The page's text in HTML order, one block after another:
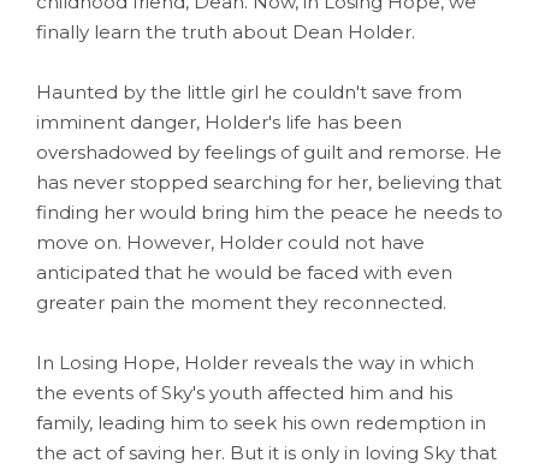
finally learn the truth about Dean Holder.
Haunted by the little girl he couldn't save from
imminent danger, Holder's life has been
overshadowed by feelings of guilt and remorse. He
has never stopped searching for her, believing that
finding her would bring him the peace he needs to
move on. However, Holder could not have
anticipated that he would be faced with even
greater pain the moment they reconnected.
In Losing Hope, Holder reveals the way in which
the events of Sky's youth affected him and his
family, leading him to seek his own redemption in
the act of saving her. But it is only in loving Sky that